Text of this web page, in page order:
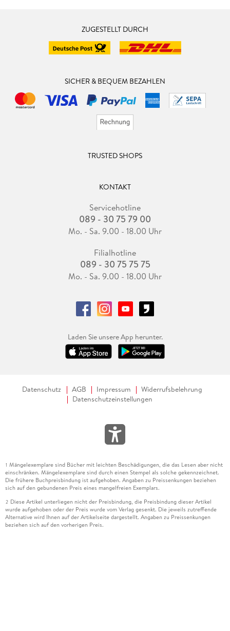
ZUGESTELLT DURCH
SICHER & BEQUEM BEZAHLEN
TRUSTED SHOPS
KONTAKT
Servicehotline
089 - 30 75 79 00
Mo. - Sa. 9.00 - 18.00 Uhr
Filialhotline
089 - 30 75 75 75
Mo. - Sa. 9.00 - 18.00 Uhr
Laden Sie unsere App herunter.
Datenschutz AGB Impressum
Widerrufsbelehrung
Datenschutzeinstellungen
1 Mängelexemplare sind Bücher mit leichten Beschädigungen, die das Lesen aber nicht
einschränken. Mängelexemplare sind durch einen Stempel als solche gekennzeichnet.
Die frühere Buchpreisbindung ist aufgehoben. Angaben zu Preissenkungen beziehen
sich auf den gebundenen Preis eines mangelfreien Exemplars.
2 Diese Artikel unterliegen nicht der Preisbindung, die Preisbindung dieser Artikel
wurde aufgehoben oder der Preis wurde vom Verlag gesenkt. Die jeweils zutreffende
Alternative wird Ihnen auf der Artikelseite dargestellt. Angaben zu Preissenkungen
beziehen sich auf den vorherigen Preis.